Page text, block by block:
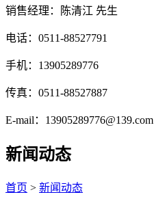
销售经理：陈清江 先生
电话：0511-88527791
手机：13905289776
传真：0511-88527887
E-mail：13905289776@139.com
新闻动态
首页 > 新闻动态